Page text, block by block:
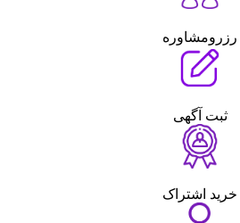
رزرومشاوره
ثبت آگهی
خرید اشتراک